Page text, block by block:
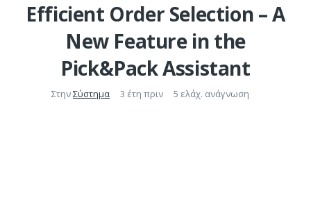
Efficient Order Selection – A
New Feature in the
Pick&Pack Assistant
ΣτηνΣύστημα 3 έτη πριν 5 ελάχ. ανάγνωση